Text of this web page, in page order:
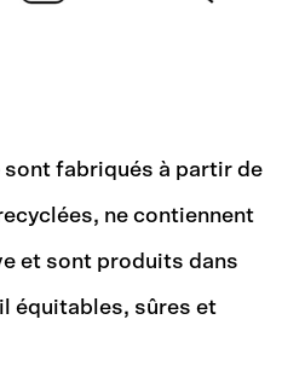
fabriqués à partir de
ne contiennent
et sont produits dans
équitables, sûres et